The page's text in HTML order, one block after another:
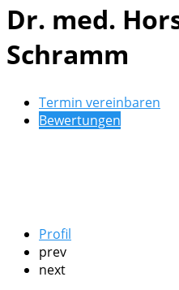
Dr. med.
Schramm
Termin vereinbaren
Bewertungen
Profil
prev
next